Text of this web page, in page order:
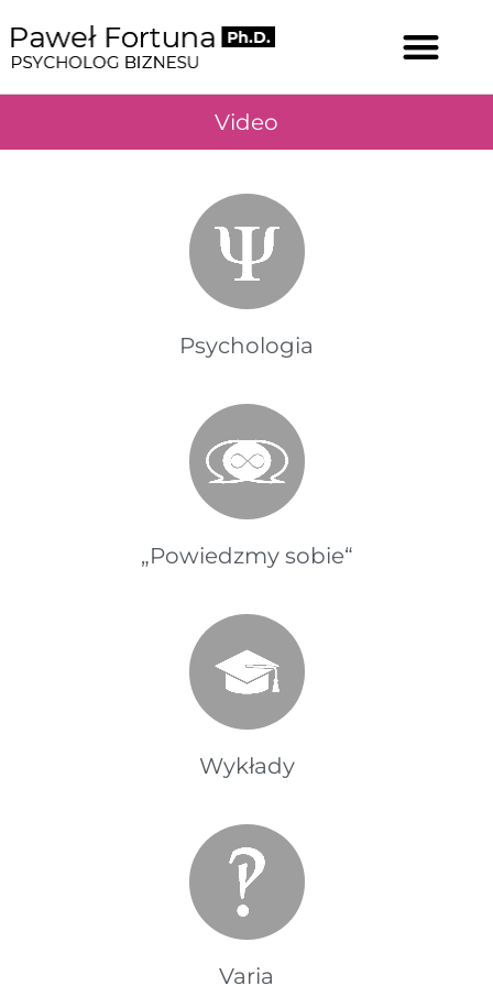
Video
Psychologia
„Powiedzmy sobie“
Wykłady
Varia